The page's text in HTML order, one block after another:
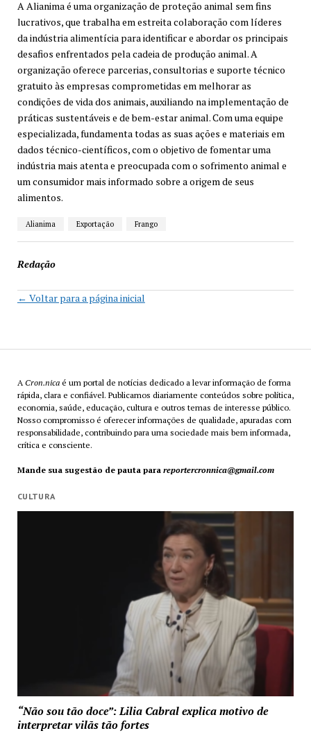
A Cron.nica é um portal de notícias dedicado a levar informação de forma
rápida, clara e confiável. Publicamos diariamente conteúdos sobre política,
economia, saúde, educação, cultura e outros temas de interesse público.
Nosso compromisso é oferecer informações de qualidade, apuradas com
responsabilidade, contribuindo para uma sociedade mais bem informada,
crítica e consciente.
Mande sua sugestão de pauta para reportercronnica@gmail.com
CULTURA
“Não sou tão doce”: Lilia Cabral explica motivo de
interpretar vilãs tão fortes
A Alianima é uma organização de proteção animal sem fins
lucrativos, que trabalha em estreita colaboração com líderes
da indústria alimentícia para identificar e abordar os principais
desafios enfrentados pela cadeia de produção animal. A
organização oferece parcerias, consultorias e suporte técnico
gratuito às empresas comprometidas em melhorar as
condições de vida dos animais, auxiliando na implementação de
práticas sustentáveis e de bem-estar animal. Com uma equipe
especializada, fundamenta todas as suas ações e materiais em
dados técnico-científicos, com o objetivo de fomentar uma
indústria mais atenta e preocupada com o sofrimento animal e
um consumidor mais informado sobre a origem de seus
alimentos.
Alianima Exportação Frango
Redação
← Voltar para a página inicial